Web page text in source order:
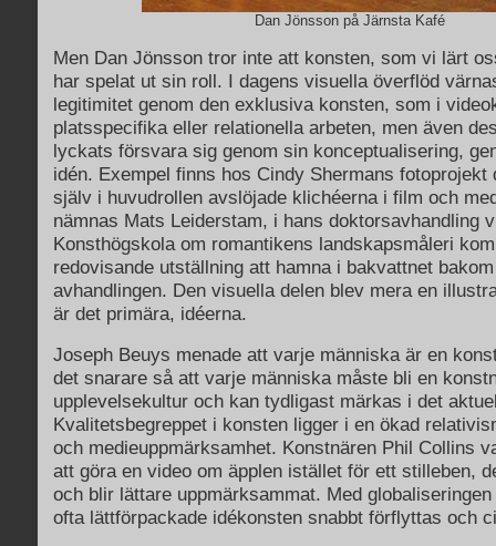
Dan Jönsson på Järnsta Kafé
Men Dan Jönsson tror inte att konsten, som vi lärt
har spelat ut sin roll. I dagens visuella överflöd
legitimitet genom den exklusiva konsten, som i
platsspecifika eller relationella arbeten, men även
lyckats försvara sig genom sin konceptualisering,
idén. Exempel finns hos Cindy Shermans fotoprojekt
själv i huvudrollen avslöjade klichéerna i film och
nämnas Mats Leiderstam, i hans doktorsavhandling
Konsthögskola om romantikens landskapsmåleri
redovisande utställning att hamna i bakvattnet
avhandlingen. Den visuella delen blev mera en
är det primära, idéerna.
Joseph Beuys menade att varje människa är en
det snarare så att varje människa måste bli en
upplevelsekultur och kan tydligast märkas i det
Kvalitetsbegreppet i konsten ligger i en ökad
och medieuppmärksamhet. Konstnären Phil Collins
att göra en video om äpplen istället för ett stilleben,
och blir lättare uppmärksammat. Med
ofta lättförpackade idékonsten snabbt förflyttas och